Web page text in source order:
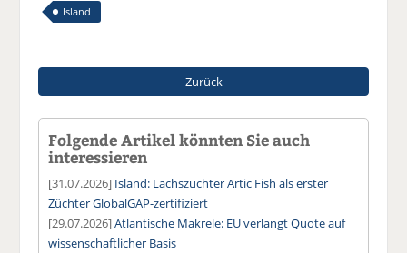
Island
Zurück
Folgende Artikel könnten Sie auch
interessieren
[31.07.2026] Island: Lachszüchter Artic Fish als erster
Züchter GlobalGAP-zertifiziert
[29.07.2026]Atlantische Makrele: EU verlangt Quote auf
wissenschaftlicher Basis